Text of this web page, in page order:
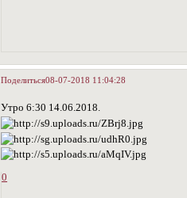
Поделиться08-07-2018 11:04:28
Утро 6:30 14.06.2018.
0